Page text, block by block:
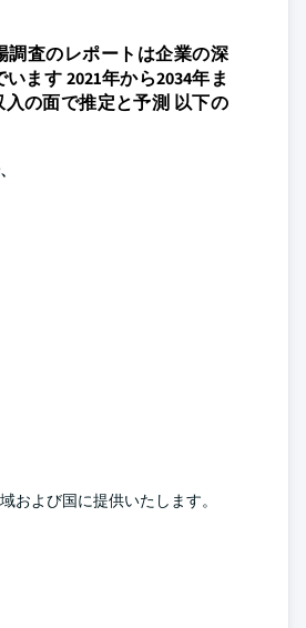
調査のレポートは企業の深
ます 2021年から2034年ま
の面で推定と予測 以下の
および国に提供いたします。